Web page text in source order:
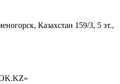
Казахстан 159/3, 5 эт.,